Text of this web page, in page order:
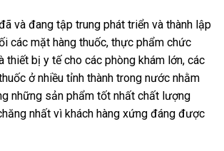
và đang tập trung phát triển và thành lập
các mặt hàng thuốc, thực phẩm chức
thiết bị y tế cho các phòng khám lớn, các
ở nhiều tỉnh thành trong nước nhằm
những sản phẩm tốt nhất chất lượng
nhất vì khách hàng xứng đáng được